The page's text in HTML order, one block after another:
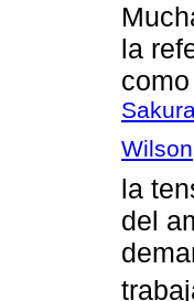
la
la
del